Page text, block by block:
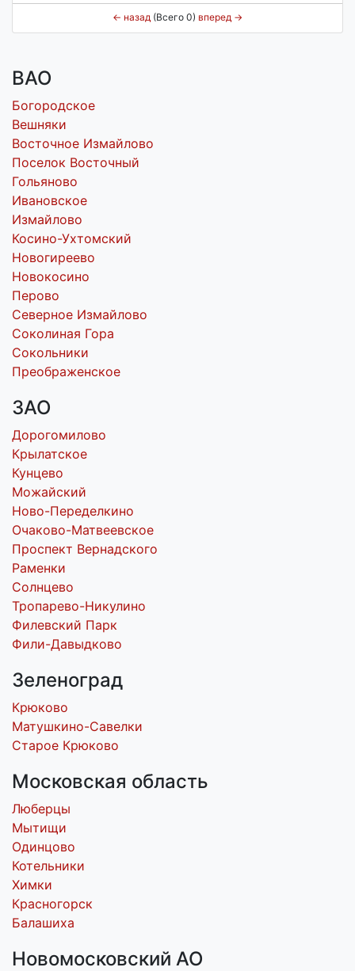
← назад (Всего 0) вперед →
ВАО
Богородское
Вешняки
Восточное Измайлово
Поселок Восточный
Гольяново
Ивановское
Измайлово
Косино-Ухтомский
Новогиреево
Новокосино
Перово
Северное Измайлово
Соколиная Гора
Сокольники
Преображенское
ЗАО
Дорогомилово
Крылатское
Кунцево
Можайский
Ново-Переделкино
Очаково-Матвеевское
Проспект Вернадского
Раменки
Солнцево
Тропарево-Никулино
Филевский Парк
Фили-Давыдково
Зеленоград
Крюково
Матушкино-Савелки
Старое Крюково
Московская область
Люберцы
Мытищи
Одинцово
Котельники
Химки
Красногорск
Балашиха
Новомосковский АО